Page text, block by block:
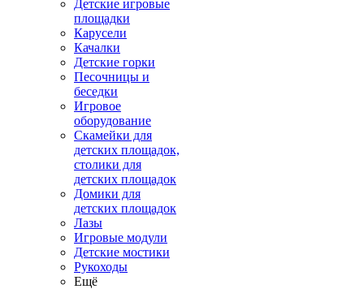
Детские игровые
площадки
Карусели
Качалки
Детские горки
Песочницы и
беседки
Игровое
оборудование
Скамейки для
детских площадок,
столики для
детских площадок
Домики для
детских площадок
Лазы
Игровые модули
Детские мостики
Рукоходы
Ещё